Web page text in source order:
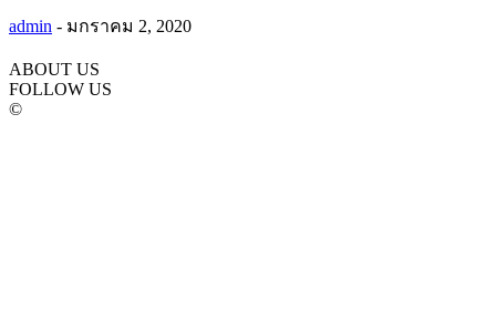
admin - มกราคม 2, 2020
ABOUT US
FOLLOW US
©